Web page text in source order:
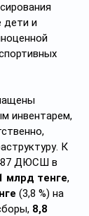
и
инвентарем,
К
ДЮСШ в
млрд тенге,
(3,8 %) на
8,8